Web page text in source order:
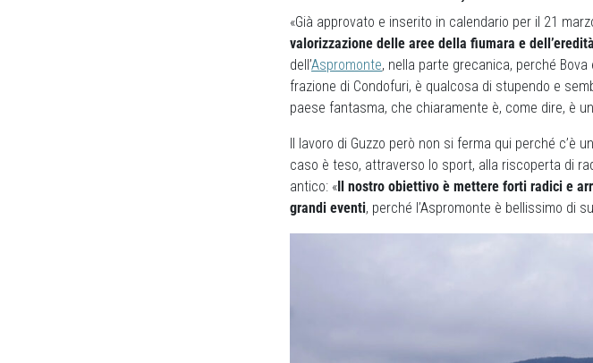
«Già approvato e inserito in calendario per il 21
valorizzazione delle aree della fiumara e
dell’Aspromonte, nella parte grecanica, perché
frazione di Condofuri, è qualcosa di stupendo e
paese fantasma, che chiaramente è, come dire, è
Il lavoro di Guzzo però non si ferma qui perché c’è
caso è teso, attraverso lo sport, alla riscoperta di
antico: «Il nostro obiettivo è mettere forti radici e
grandi eventi, perché l’Aspromonte è bellissimo di